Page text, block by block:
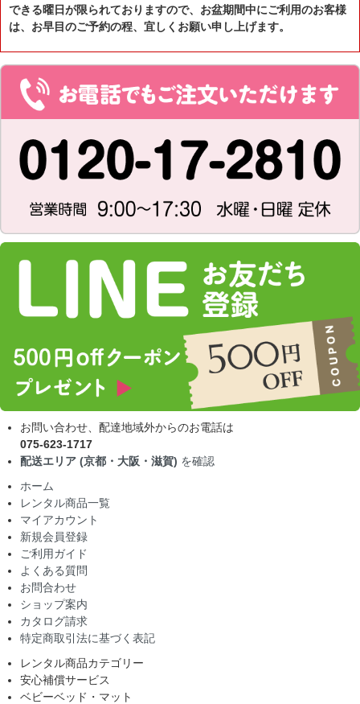
できる曜日が限られておりますので、お盆期間中にご利用のお客様
は、お早目のご予約の程、宜しくお願い申し上げます。
お問い合わせ、配達地域外からのお電話は
075-623-1717
配送エリア (京都・大阪・滋賀) を確認
ホーム
レンタル商品一覧
マイアカウント
新規会員登録
ご利用ガイド
よくある質問
お問合わせ
ショップ案内
カタログ請求
特定商取引法に基づく表記
レンタル商品カテゴリー
安心補償サービス
ベビーベッド・マット